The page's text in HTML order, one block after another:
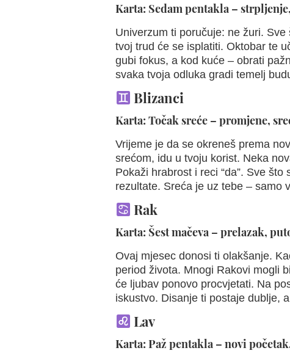
Karta: Sedam pentakla –
Univerzum ti poručuje: ne žuri.
tvoj trud će se isplatiti. Oktobar te
gubi fokus, a kod kuće – obrati
svaka tvoja odluka gradi temelj
Blizanci
Karta: Točak sreće – promjene,
Vrijeme je da se okreneš prema
srećom, idu u tvoju korist. Neka
Pokaži hrabrost i reci “da”. Sve
rezultate. Sreća je uz tebe – samo
Rak
Karta: Šest mačeva – prelazak,
Ovaj mjesec donosi ti olakšanje.
period života. Mnogi Rakovi mogli
će ljubav ponovo procvjetati. Na
iskustvo. Disanje ti postaje dublje,
Lav
Karta: Paž pentakla – novi